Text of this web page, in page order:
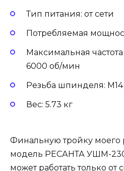
Тип питания: от сети
Потребляемая
Максимальная
6000 об/мин
Резьба шпинделя: M14
Вес: 5.73 кг
Финальную тройку моего
модель РЕСАНТА УШМ-
может работать только от